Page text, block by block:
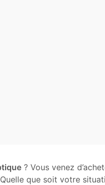
? Vous venez
que soit votre